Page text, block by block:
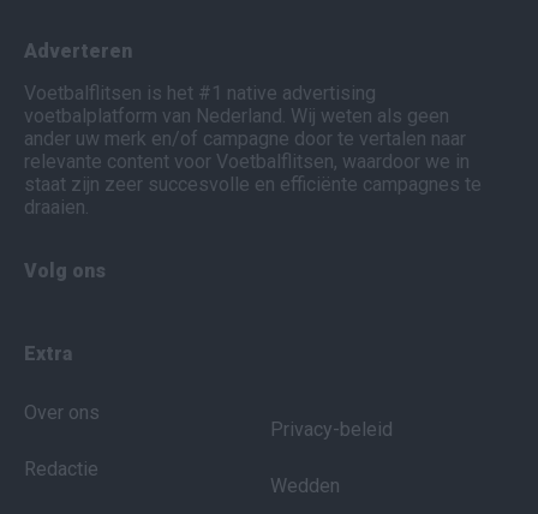
Adverteren
Voetbalflitsen is het #1 native advertising
voetbalplatform van Nederland. Wij weten als geen
ander uw merk en/of campagne door te vertalen naar
relevante content voor Voetbalflitsen, waardoor we in
staat zijn zeer succesvolle en efficiënte campagnes te
draaien.
Volg ons
Extra
Over ons
Redactie
Privacy-beleid
Wedden